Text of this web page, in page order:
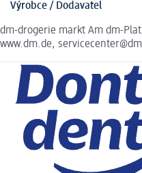
Výrobce / Dodavatel
dm-drogerie markt Am dm-
www.dm.de,